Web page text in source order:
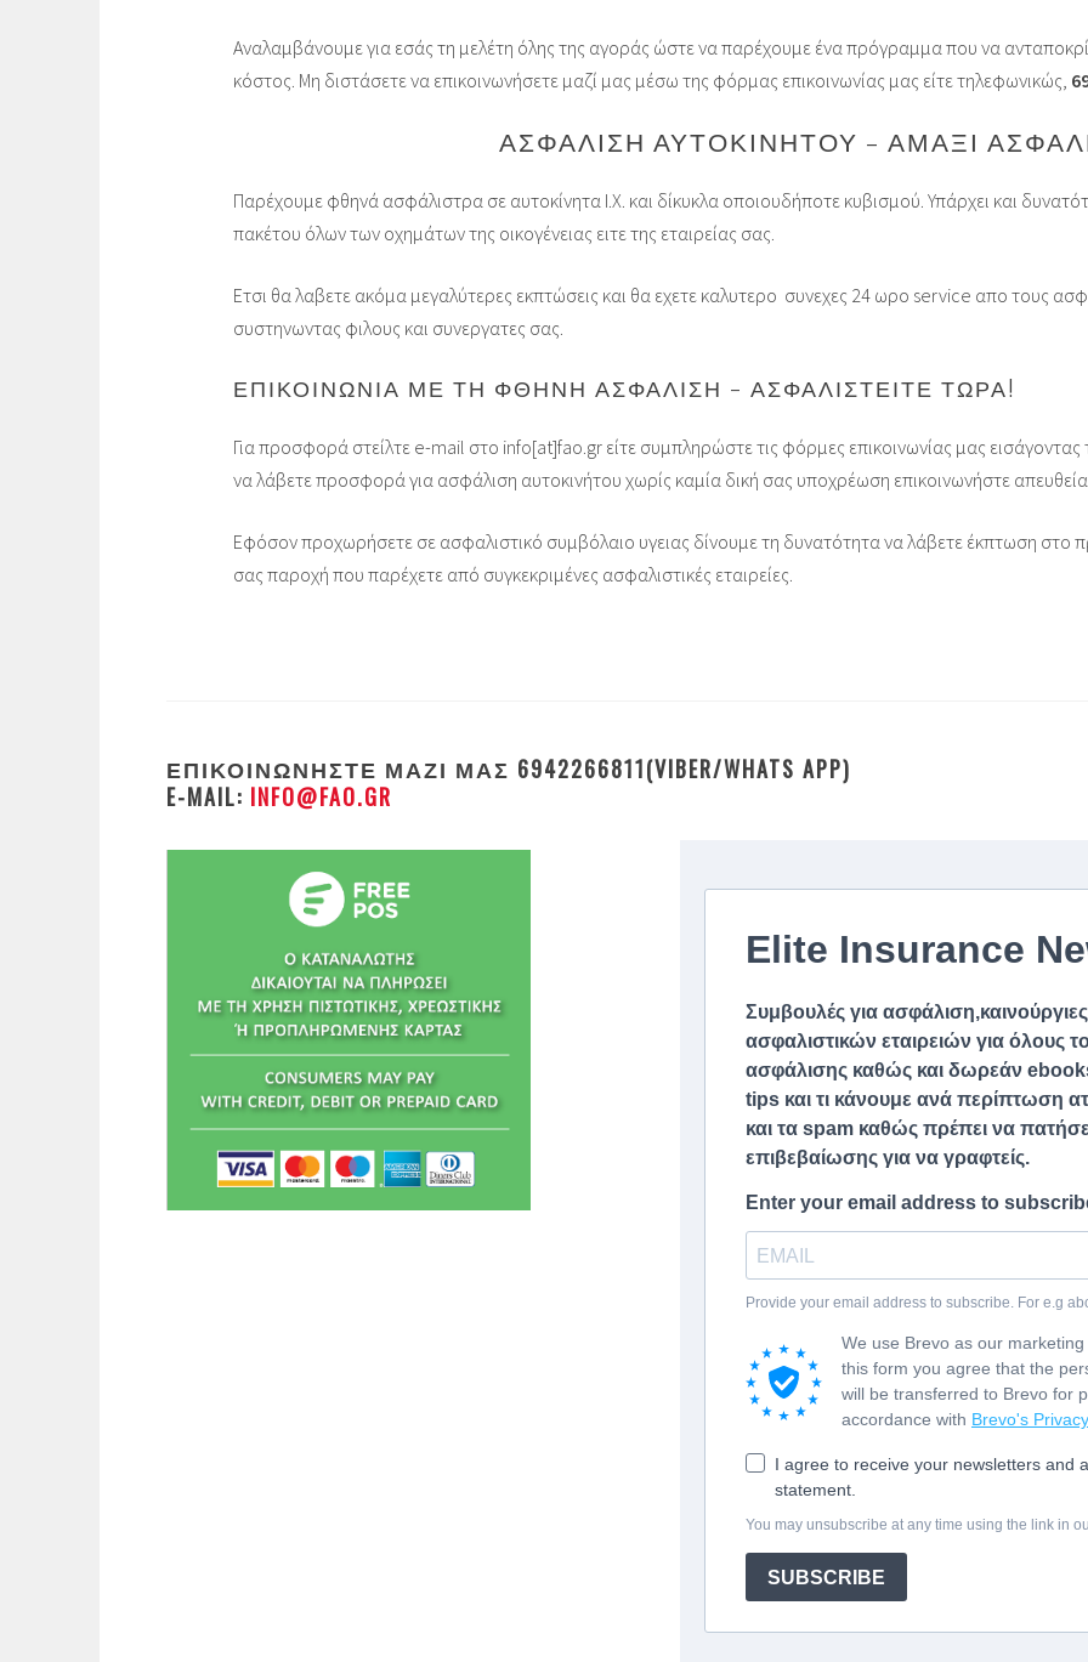
Αναλαμβάνουμε για εσάς τη μελέτη όλης της αγοράς ώστε να παρέχουμε ένα πρόγραμμα που να
κόστος. Mη διστάσετε να επικοινωνήσετε μαζί μας μέσω της φόρμας επικοινωνίας μας είτε τηλεφωνικώς,
ΑΣΦΆΛΙΣΗ ΑΥΤΟΚΙΝΉΤΟΥ – ΑΜΆΞΙ
Παρέχουμε φθηνά ασφάλιστρα σε αυτοκίνητα Ι.Χ. και δίκυκλα οποιουδήποτε κυβισμού. Υπάρχει και
πακέτου όλων των οχημάτων της οικογένειας ειτε της εταιρείας σας.
Ετσι θα λαβετε ακόμα μεγαλύτερες εκπτώσεις και θα εχετε καλυτερο συνεχες 24 ωρο service απο τους
συστηνωντας φιλους και συνεργατες σας.
ΕΠΙΚΟΙΝΩΝΊΑ ΜΕ ΤΗ ΦΘΗΝΉ ΑΣΦΆΛΙΣΗ – ΑΣΦΑΛΙΣΤΕΊΤΕ ΤΏΡΑ!
Για προσφορά στείλτε e-mail στο info[at]fao.gr είτε συμπληρώστε τις φόρμες επικοινωνίας μας εισάγοντας
να λάβετε προσφορά για ασφάλιση αυτοκινήτου χωρίς καμία δική σας υποχρέωση επικοινωνήστε
Εφόσον προχωρήσετε σε ασφαλιστικό συμβόλαιο υγειας δίνουμε τη δυνατότητα να λάβετε έκπτωση
σας παροχή που παρέχετε από συγκεκριμένες ασφαλιστικές εταιρείες.
ΕΠΙΚΟΙΝΩΝΉΣΤΕ ΜΑΖΊ ΜΑΣ 6942266811(VIBER/WHATS APP)
E-MAIL: INFO@FAO.GR